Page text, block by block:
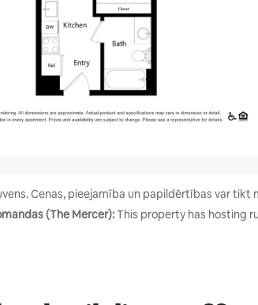
Cenas, pieejamība un papildērtības var
(The Mercer):This property has hosting